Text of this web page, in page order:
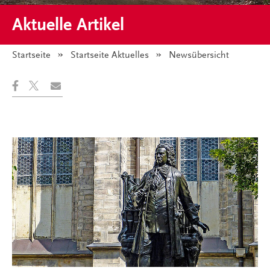
Aktuelle Artikel
Startseite Startseite Aktuelles Angezeigt:
Newsübersicht